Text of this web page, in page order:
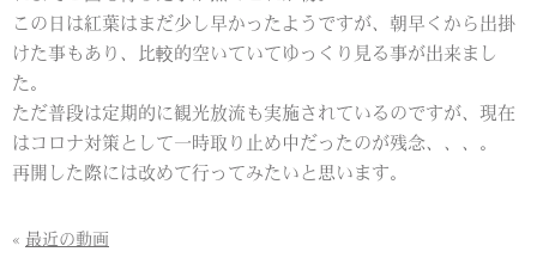
この日は紅葉はまだ少し早かったようですが、朝早くから出掛
けた事もあり、比較的空いていてゆっくり見る事が出来まし
た。
ただ普段は定期的に観光放流も実施されているのですが、現在
はコロナ対策として一時取り止め中だったのが残念、、、。
再開した際には改めて行ってみたいと思います。
« 最近の動画